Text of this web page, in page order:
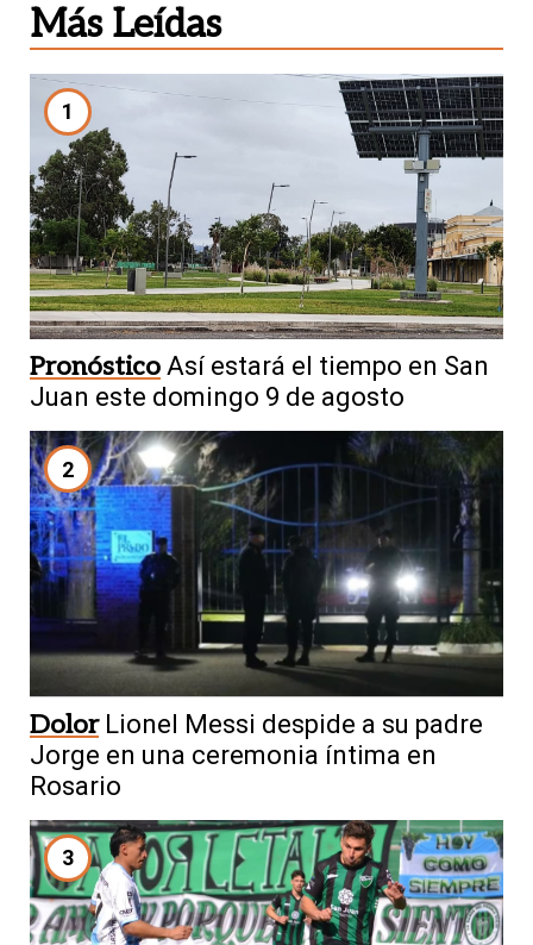
Más Leídas
1
Pronóstico Así estará el tiempo en San
Juan este domingo 9 de agosto
2
Dolor Lionel Messi despide a su padre
Jorge en una ceremonia íntima en
Rosario
3